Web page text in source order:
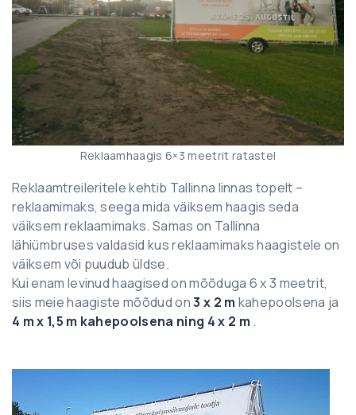
Reklaamhaagis 6×3 meetrit ratastel
Reklaamtreileritele kehtib Tallinna linnas topelt –
reklaamimaks, seega mida väiksem haagis seda
väiksem reklaamimaks. Samas on Tallinna
lähiümbruses valdasid kus reklaamimaks haagistele on
väiksem või puudub üldse.
Kui enam levinud haagised on mõõduga 6 x 3 meetrit,
siis meie haagiste mõõdud on3 x 2 m kahepoolsena ja
4 m x 1,5 m kahepoolsena ning 4 x 2 m .